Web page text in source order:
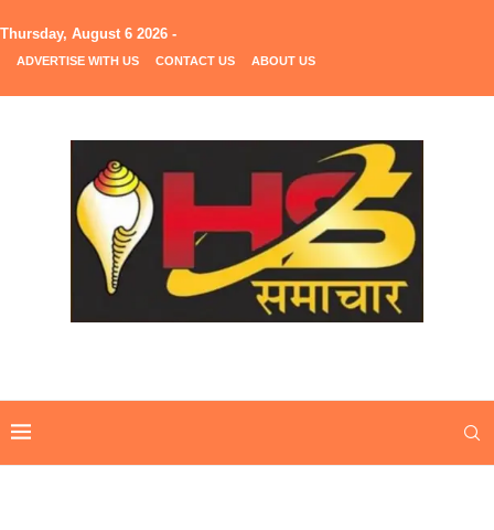
Thursday, August 6 2026 -
ADVERTISE WITH US CONTACT US ABOUT US